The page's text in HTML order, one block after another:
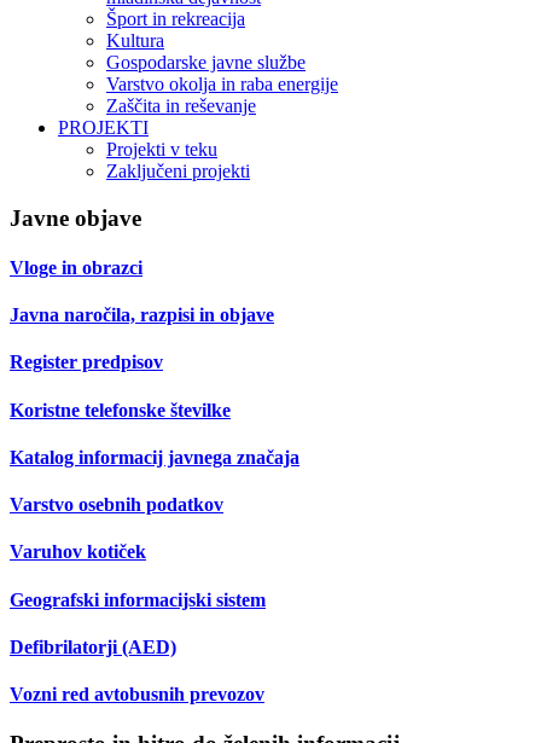
Šport in rekreacija
Kultura
Gospodarske javne službe
Varstvo okolja in raba energije
Zaščita in reševanje
PROJEKTI
Projekti v teku
Zaključeni projekti
Javne objave
Vloge in obrazci
Javna naročila, razpisi in objave
Register predpisov
Koristne telefonske številke
Katalog informacij javnega značaja
Varstvo osebnih podatkov
Varuhov kotiček
Geografski informacijski sistem
Defibrilatorji (AED)
Vozni red avtobusnih prevozov